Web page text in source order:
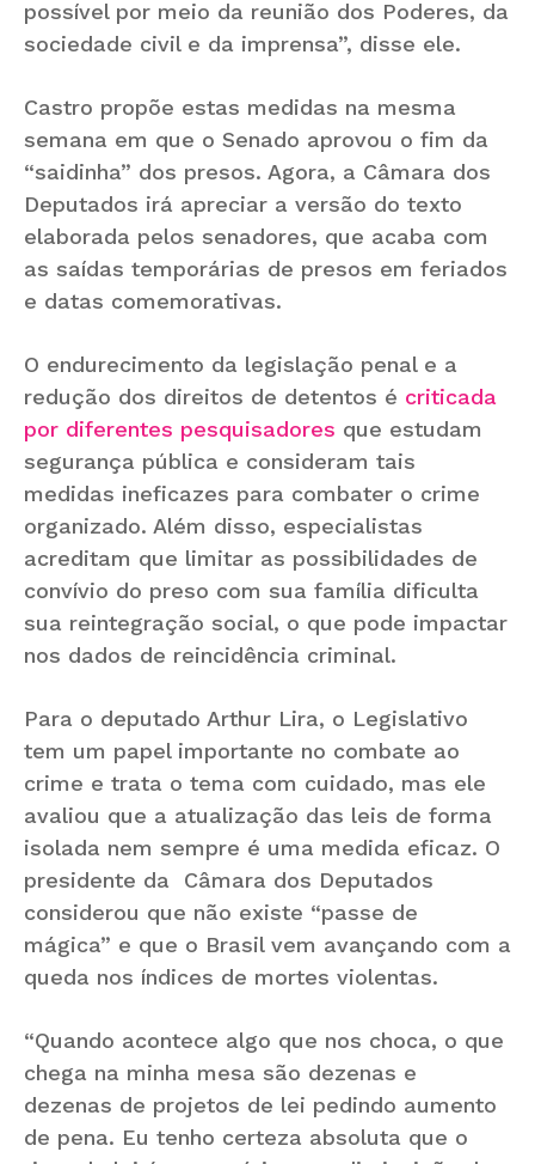
possível por meio da reunião dos Poderes, da
sociedade civil e da imprensa”, disse ele.
Castro propõe estas medidas na mesma
semana em que o Senado aprovou o fim da
“saidinha” dos presos. Agora, a Câmara dos
Deputados irá apreciar a versão do texto
elaborada pelos senadores, que acaba com
as saídas temporárias de presos em feriados
e datas comemorativas.
O endurecimento da legislação penal e a
redução dos direitos de detentos é criticada
por diferentes pesquisadores que estudam
segurança pública e consideram tais
medidas ineficazes para combater o crime
organizado. Além disso, especialistas
acreditam que limitar as possibilidades de
convívio do preso com sua família dificulta
sua reintegração social, o que pode impactar
nos dados de reincidência criminal.
Para o deputado Arthur Lira, o Legislativo
tem um papel importante no combate ao
crime e trata o tema com cuidado, mas ele
avaliou que a atualização das leis de forma
isolada nem sempre é uma medida eficaz. O
presidente da Câmara dos Deputados
considerou que não existe “passe de
mágica” e que o Brasil vem avançando com a
queda nos índices de mortes violentas.
“Quando acontece algo que nos choca, o que
chega na minha mesa são dezenas e
dezenas de projetos de lei pedindo aumento
de pena. Eu tenho certeza absoluta que o